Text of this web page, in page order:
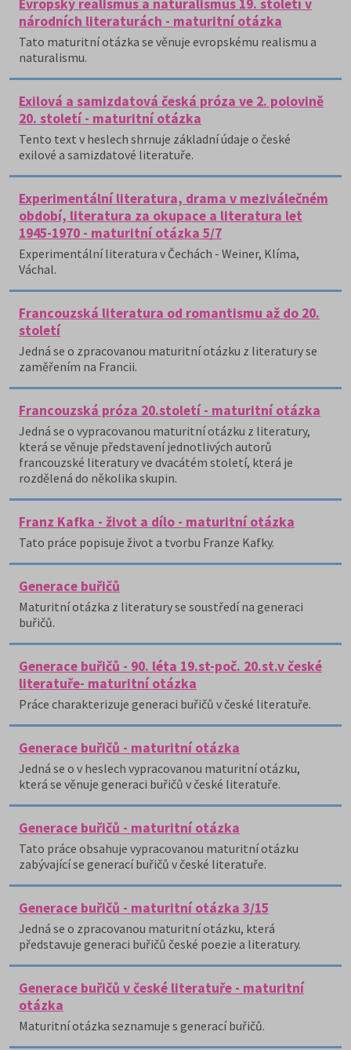
Evropský realismus a naturalismus 19. století v
národních literaturách - maturitní otázka
Tato maturitní otázka se věnuje evropskému realismu a
naturalismu.
Exilová a samizdatová česká próza ve 2. polovině
20. století - maturitní otázka
Tento text v heslech shrnuje základní údaje o české
exilové a samizdatové literatuře.
Experimentální literatura, drama v meziválečném
období, literatura za okupace a literatura let
1945-1970 - maturitní otázka 5/7
Experimentální literatura v Čechách - Weiner, Klíma,
Váchal.
Francouzská literatura od romantismu až do 20.
století
Jedná se o zpracovanou maturitní otázku z literatury se
zaměřením na Francii.
Francouzská próza 20.století - maturitní otázka
Jedná se o vypracovanou maturitní otázku z literatury,
která se věnuje představení jednotlivých autorů
francouzské literatury ve dvacátém století, která je
rozdělená do několika skupin.
Franz Kafka - život a dílo - maturitní otázka
Tato práce popisuje život a tvorbu Franze Kafky.
Generace buřičů
Maturitní otázka z literatury se soustředí na generaci
buřičů.
Generace buřičů - 90. léta 19.st-poč. 20.st.v české
literatuře- maturitní otázka
Práce charakterizuje generaci buřičů v české literatuře.
Generace buřičů - maturitní otázka
Jedná se o v heslech vypracovanou maturitní otázku,
která se věnuje generaci buřičů v české literatuře.
Generace buřičů - maturitní otázka
Tato práce obsahuje vypracovanou maturitní otázku
zabývající se generací buřičů v české literatuře.
Generace buřičů - maturitní otázka 3/15
Jedná se o zpracovanou maturitní otázku, která
představuje generaci buřičů české poezie a literatury.
Generace buřičů v české literatuře - maturitní
otázka
Maturitní otázka seznamuje s generací buřičů.